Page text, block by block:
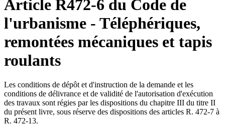
Article R472-6 du Code de
l'urbanisme - Téléphériques,
remontées mécaniques et tapis
roulants
Les conditions de dépôt et d'instruction de la demande et les
conditions de délivrance et de validité de l'autorisation d'exécution
des travaux sont régies par les dispositions du chapitre III du titre II
du présent livre, sous réserve des dispositions des articles R. 472-7 à
R. 472-13.